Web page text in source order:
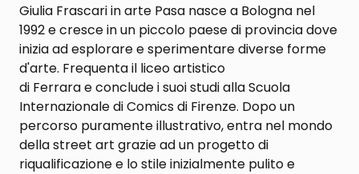
Giulia Frascari in arte Pasa nasce a Bologna nel
1992 e cresce in un piccolo paese di provincia dove
inizia ad esplorare e sperimentare diverse forme
d'arte. Frequenta il liceo artistico
di Ferrara e conclude i suoi studi alla Scuola
Internazionale di Comics di Firenze. Dopo un
percorso puramente illustrativo, entra nel mondo
della street art grazie ad un progetto di
riqualificazione e lo stile inizialmente pulito e